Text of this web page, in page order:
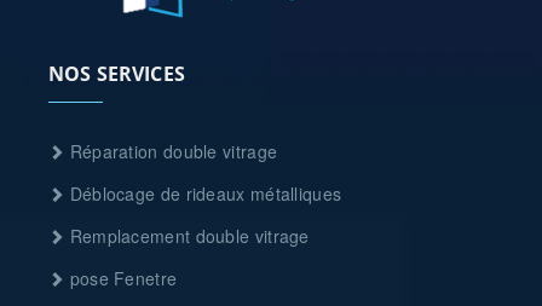
NOS SERVICES
Réparation double vitrage
Déblocage de rideaux métalliques
Remplacement double vitrage
pose Fenetre